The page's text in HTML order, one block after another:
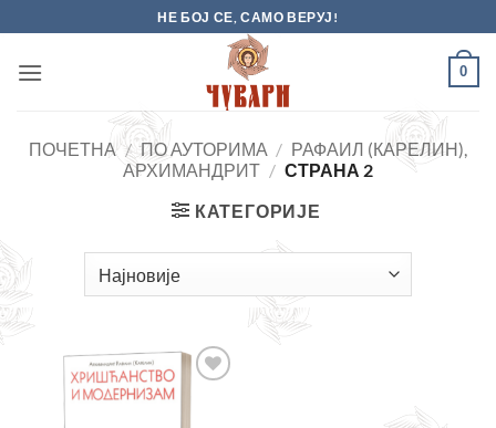
to
content
НЕ БОЈ СЕ, САМО ВЕРУЈ!
0
ПОЧЕТНА / ПО АУТОРИМА / РАФАИЛ (КАРЕЛИН),
АРХИМАНДРИТ / СТРАНА 2
КАТЕГОРИЈЕ